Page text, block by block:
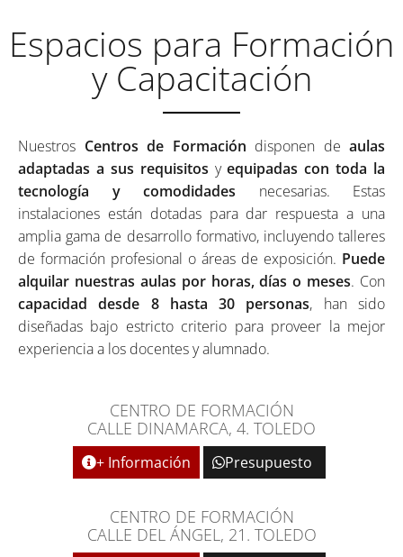
Espacios para Formación
y Capacitación
Nuestros Centros de Formación disponen de aulas
adaptadas a sus requisitos yequipadas con toda la
tecnología y comodidades necesarias. Estas
instalaciones están dotadas para dar respuesta a una
amplia gama de desarrollo formativo, incluyendo talleres
de formación profesional o áreas de exposición. Puede
alquilar nuestras aulas por horas, días o meses. Con
capacidad desde 8 hasta 30 personas, han sido
diseñadas bajo estricto criterio para proveer la mejor
experiencia a los docentes y alumnado.
CENTRO DE FORMACIÓN
CALLE DINAMARCA, 4. TOLEDO
+ Información Presupuesto
CENTRO DE FORMACIÓN
CALLE DEL ÁNGEL, 21. TOLEDO